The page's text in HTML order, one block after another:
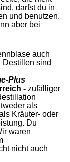
darfst du in
und benutzen.
aber bei
auch
sind
Plus
- zufälliger
als
Kräuter- oder
Du
waren
nicht auch